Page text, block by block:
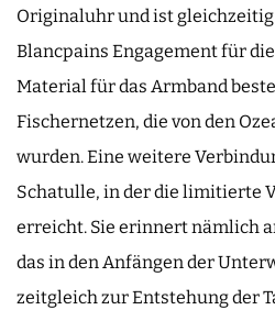
Originaluhr und ist
Blancpains Engagement für
Material für das Armband
Fischernetzen, die von den
wurden. Eine weitere
Schatulle, in der die limitierte
erreicht. Sie erinnert nämlich
das in den Anfängen der
zeitgleich zur Entstehung der